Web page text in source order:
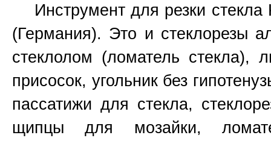
Инструмент для резки стекла
(Германия). Это и стеклорезы
стеклолом (ломатель стекла),
присосок, угольник без
пассатижи для стекла,
щипцы для мозайки,